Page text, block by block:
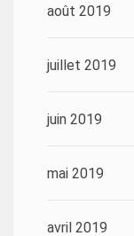
août 2019
juillet 2019
juin 2019
mai 2019
avril 2019